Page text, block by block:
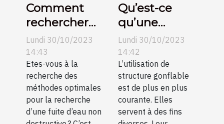
Comment
rechercher
une fuite
d’eau non
destructive ?
Lundi 30/10/2023
14:43
Etes-vous à la
recherche des
méthodes optimales
pour la recherche
d’une fuite d’eau non
Qu’est-ce
qu’une
structure
gonflable ?
Lundi 30/10/2023
14:42
L’utilisation de
structure gonflable
est de plus en plus
courante. Elles
servent à des fins